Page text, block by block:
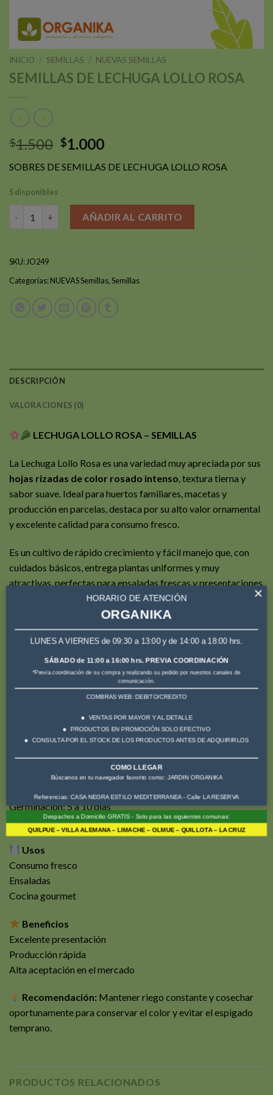
INICIO / SEMILLAS / NUEVAS SEMILLAS
SEMILLAS DE LECHUGA LOLLO ROSA
$1.500 El
original
$1.500.
$1.000El
actual
$1.000.
SOBRES DE SEMILLAS DE LECHUGA LOLLO ROSA
5 disponibles
SEMILLAS DE LECHUGA LOLLO ROSA cantidad
AÑADIR AL CARRITO
SKU: JO249
Categorías:NUEVAS Semillas,Semillas
DESCRIPCIÓN
VALORACIONES (0)
LECHUGA LOLLO ROSA – SEMILLAS
La Lechuga Lollo Rosa es una variedad muy apreciada por sus
hojas rizadas de color rosado intenso , textura tierna y
sabor suave. Ideal para huertos familiares, macetas y
producción en parcelas, destaca por su alto valor ornamental
y excelente calidad para consumo fresco.
Es un cultivo de rápido crecimiento y fácil manejo que, con
cuidados básicos, entrega plantas uniformes y muy
atractivas, perfectas para ensaladas frescas y presentaciones
Hojas rizadas de color rosado
Textura tierna y suave
Alto valor ornamental
Crecimiento rápido
Buen rendimiento
Requerimientos de cultivo
Exposición: Sol parcial
Riego: Frecuente y suave
Suelo: Fértil, suelto y bien drenado
Germinación: 5 a 10 días
Cosecha: 45 a 60 días
Usos
Consumo fresco
Ensaladas
Cocina gourmet
Beneficios
Excelente presentación
Producción rápida
Alta aceptación en el mercado
Recomendación: Mantener riego constante y cosechar
oportunamente para conservar el color y evitar el espigado
temprano.
PRODUCTOS RELACIONADOS
HORARIO DE ATENCIÓN
ORGANIKA
LUNES A VIERNES de 09:30 a 13:00 y de 14:00 a 18:00 hrs.
×
SÁBADO de 11:00 a 16:00 hrs. PREVIA COORDINACIÓN
*Previa coordinación de su compra y realizando su pedido por nuestros canales de
comunicación.
COMBRAS WEB: DEBITO/CREDITO
VENTAS POR MAYOR Y AL DETALLE
PRODUCTOS EN PROMOCIÓN SOLO EFECTIVO
CONSULTA POR EL STOCK DE LOS PRODUCTOS ANTES DE ADQUIRIRLOS
COMO LLEGAR
Búscanos en tu navegador favorito como: JARDIN ORGANIKA
Referencias: CASA NEGRA ESTILO MEDITERRANEA - Calle LA RESERVA
Despachos a Domicilio GRATIS - Solo para las siguientes comunas:
QUILPUE – VILLA ALEMANA – LIMACHE – OLMUE – QUILLOTA – LA CRUZ